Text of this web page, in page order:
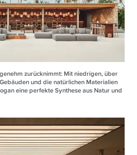
zurücknimmt: Mit niedrigen, über
und die natürlichen Materialien
eine perfekte Synthese aus Natur und